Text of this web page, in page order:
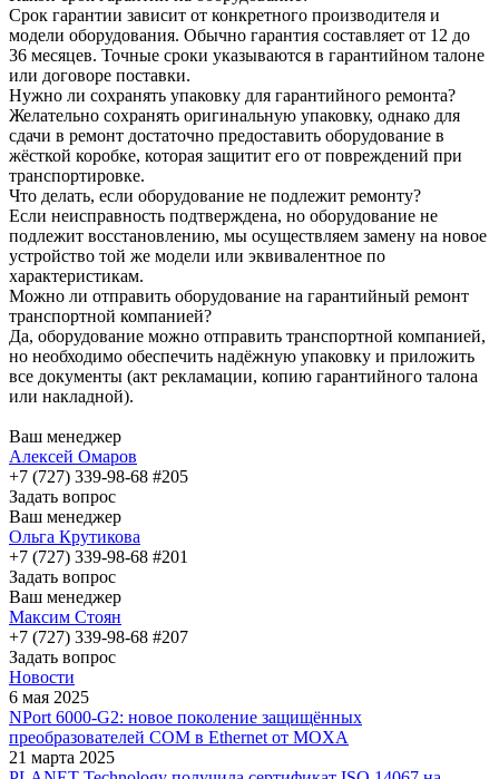
Срок гарантии зависит от конкретного производителя и
модели оборудования. Обычно гарантия составляет от 12 до
36 месяцев. Точные сроки указываются в гарантийном талоне
или договоре поставки.
Нужно ли сохранять упаковку для гарантийного ремонта?
Желательно сохранять оригинальную упаковку, однако для
сдачи в ремонт достаточно предоставить оборудование в
жёсткой коробке, которая защитит его от повреждений при
транспортировке.
Что делать, если оборудование не подлежит ремонту?
Если неисправность подтверждена, но оборудование не
подлежит восстановлению, мы осуществляем замену на новое
устройство той же модели или эквивалентное по
характеристикам.
Можно ли отправить оборудование на гарантийный ремонт
транспортной компанией?
Да, оборудование можно отправить транспортной компанией,
но необходимо обеспечить надёжную упаковку и приложить
все документы (акт рекламации, копию гарантийного талона
или накладной).
Ваш менеджер
Алексей Омаров
+7 (727) 339-98-68 #205
Задать вопрос
Ваш менеджер
Ольга Крутикова
+7 (727) 339-98-68 #201
Задать вопрос
Ваш менеджер
Максим Стоян
+7 (727) 339-98-68 #207
Задать вопрос
Новости
6 мая 2025
NPort 6000-G2: новое поколение защищённых
преобразователей COM в Ethernet от MOXA
21 марта 2025